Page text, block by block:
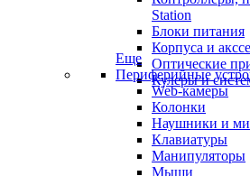
Station
Блоки питания
Корпуса и
Оптические
Кулеры и
Еще
Периферийные
Web-камеры
Колонки
Наушники и
Клавиатуры
Манипуляторы
Мыши